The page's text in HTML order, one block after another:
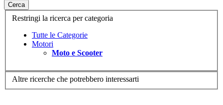
Cerca
Restringi la ricerca per categoria
Tutte le Categorie
Motori
Moto e Scooter
Altre ricerche che potrebbero interessarti